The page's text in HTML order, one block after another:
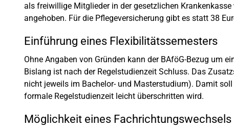
als freiwillige Mitglieder in der gesetzlichen
angehoben. Für die Pflegeversicherung gibt es statt 38
Einführung eines Flexibilitätssemesters
Ohne Angaben von Gründen kann der BAföG-Bezug um
Bislang ist nach der Regelstudienzeit Schluss. Das
nicht jeweils im Bachelor- und Masterstudium). Damit
formale Regelstudienzeit leicht überschritten wird.
Möglichkeit eines Fachrichtungswechsels